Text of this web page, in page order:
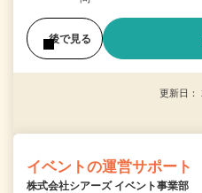
後で見る
更新日
イベントの運営サポート
株式会社シアーズ イベント事業部